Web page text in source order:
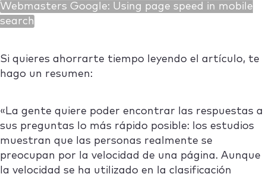
Webmasters Google: Using page speed in mobile
search
Si quieres ahorrarte tiempo leyendo el artículo, te
hago un resumen:
«La gente quiere poder encontrar las respuestas a
sus preguntas lo más rápido posible: los estudios
muestran que las personas realmente se
preocupan por la velocidad de una página. Aunque
la velocidad se ha utilizado en la clasificación